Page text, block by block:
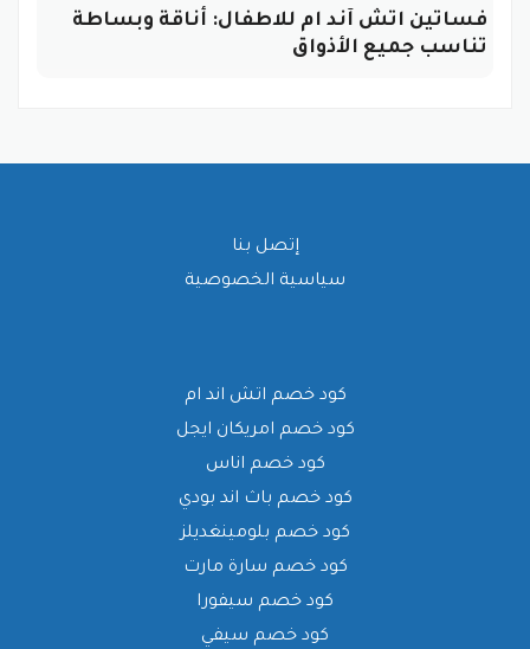
فساتين اتش آند ام للاطفال: أناقة وبساطة
تناسب جميع الأذواق
إتصل بنا
سياسية الخصوصية
كود خصم اتش اند ام
كود خصم امريكان ايجل
كود خصم اناس
كود خصم باث اند بودي
كود خصم بلومينغديلز
كود خصم سارة مارت
كود خصم سيفورا
كود خصم سيفي